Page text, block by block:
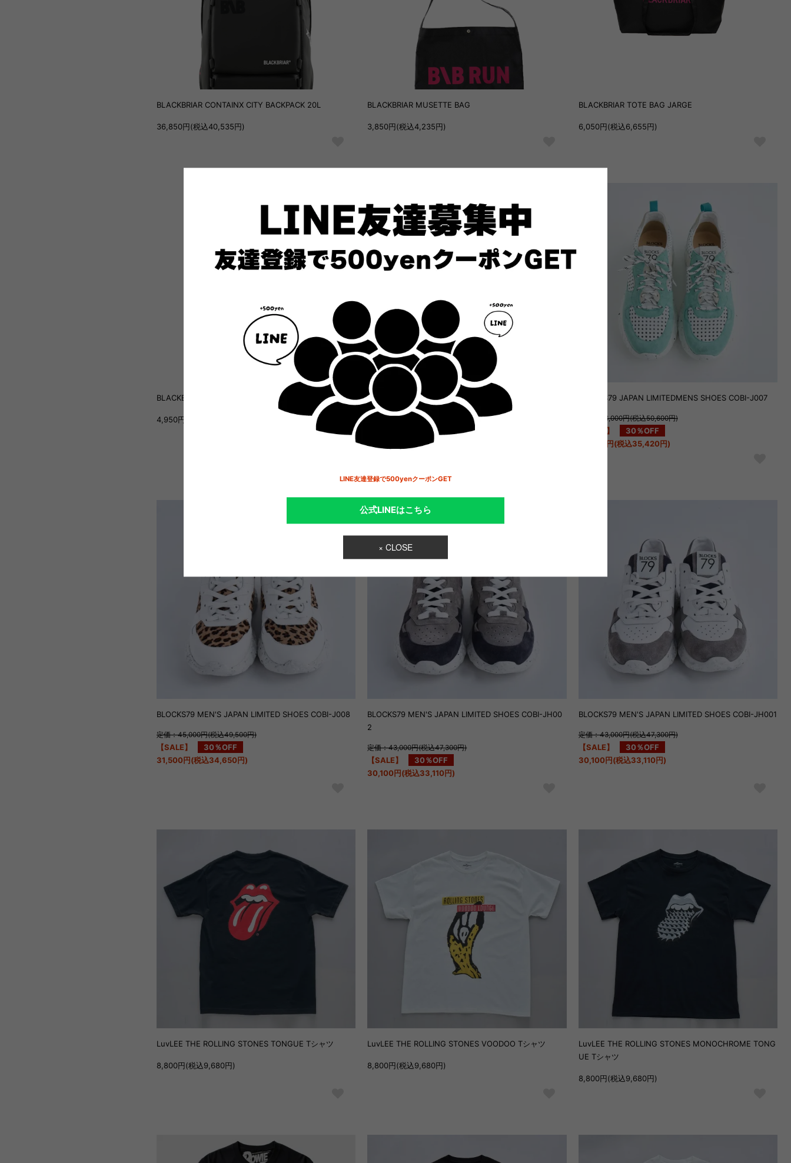
BLACKBRIAR CONTAINX CITY BACKPACK 20L
36,850円(税込40,535円)
BLACKBRIAR MUSETTE BAG
3,850円(税込4,235円)
BLACKBRIAR TOTE BAG JARGE
6,050円(税込6,655円)
BLACKBRIAR TOTE BAG MIDDLE
4,950円(税込5,445円)
BLACKBRIAR CONTAIN X TRAVEL BACKPACK 35L
40,535円(税込44,589円)
BLOCKS79 JAPAN LIMITEDMENS SHOES COBI-J007
定価：46,000円(税込50,600円)
【SALE】
30％OFF
32,200円(税込35,420円)
BLOCKS79 MEN'S JAPAN LIMITED SHOES COBI-J008
定価：45,000円(税込49,500円)
【SALE】
30％OFF
31,500円(税込34,650円)
BLOCKS79 MEN'S JAPAN LIMITED SHOES COBI-JH00
2
定価：43,000円(税込47,300円)
【SALE】
30％OFF
30,100円(税込33,110円)
BLOCKS79 MEN'S JAPAN LIMITED SHOES COBI-JH001
定価：43,000円(税込47,300円)
【SALE】
30％OFF
30,100円(税込33,110円)
LuvLEE THE ROLLING STONES TONGUE Tシャツ
8,800円(税込9,680円)
LuvLEE THE ROLLING STONES VOODOO Tシャツ
8,800円(税込9,680円)
LuvLEE THE ROLLING STONES MONOCHROME TONG
UE Tシャツ
8,800円(税込9,680円)
LINE友達登録で500yenクーポンGET
公式LINEはこちら
× CLOSE